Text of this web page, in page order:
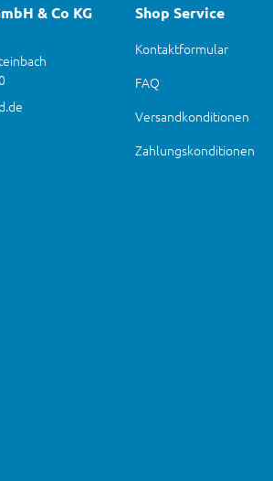
& Co KG Shop Service
Kontaktformular
FAQ
Versandkonditionen
Zahlungskonditionen